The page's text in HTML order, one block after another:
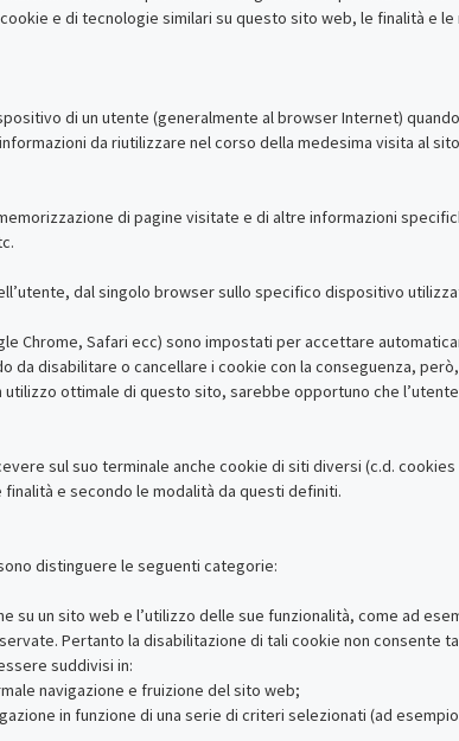
e di tecnologie similari su questo sito web, le finalità e
di un utente (generalmente al browser Internet)
da riutilizzare nel corso della medesima visita al
di pagine visitate e di altre informazioni
dal singolo browser sullo specifico dispositivo
Chrome, Safari ecc) sono impostati per accettare
disabilitare o cancellare i cookie con la conseguenza,
ottimale di questo sito, sarebbe opportuno che
sul suo terminale anche cookie di siti diversi (c.d.
e secondo le modalità da questi definiti.
distinguere le seguenti categorie:
su un sito web e l’utilizzo delle sue funzionalità, come ad
Pertanto la disabilitazione di tali cookie non consente
suddivisi in:
navigazione e fruizione del sito web;
in funzione di una serie di criteri selezionati (ad